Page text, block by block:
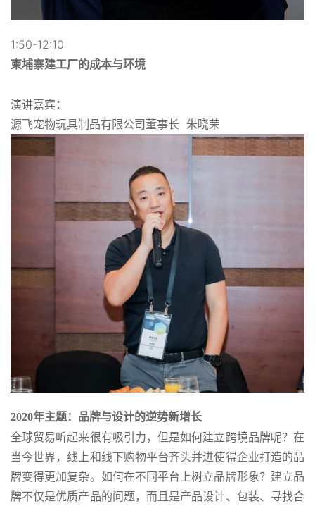
1:50-12:10
柬埔寨建工厂的成本与环境
演讲嘉宾：
源飞宠物玩具制品有限公司董事长 朱晓荣
2020年主题：品牌与设计的逆势新增长
全球贸易听起来很有吸引力，但是如何建立跨境品牌呢？在
当今世界，线上和线下购物平台齐头并进使得企业打造的品
牌变得更加复杂。如何在不同平台上树立品牌形象？建立品
牌不仅是优质产品的问题，而且是产品设计、包装、寻找合